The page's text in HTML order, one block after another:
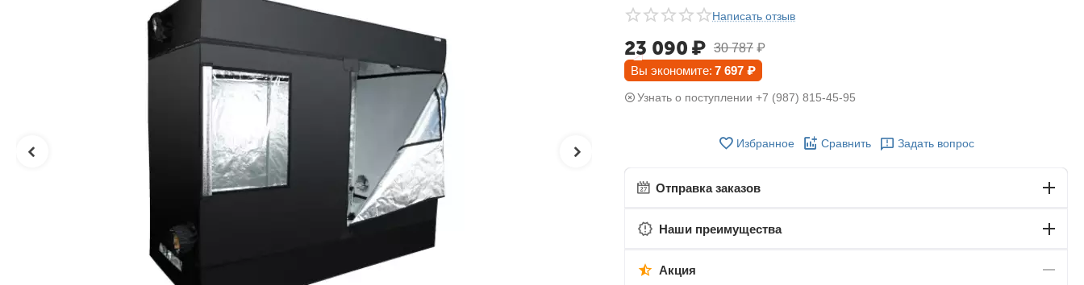
Написать отзыв
23 090 ₽ 30 787 ₽
Вы экономите: 7 697 ₽
Узнать о поступлении +7 (987) 815-45-95
Избранное Сравнить Задать вопрос
Отправка заказов
Наши преимущества
Акция